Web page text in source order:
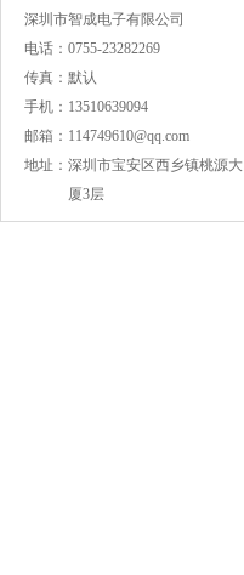
深圳市智成电子有限公司
电话： 0755-23282269
传真： 默认
手机： 13510639094
邮箱： 114749610@qq.com
地址： 深圳市宝安区西乡镇桃源大
厦3层